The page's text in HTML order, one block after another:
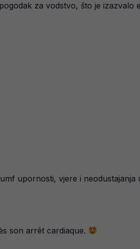
za vodstvo, što je izazvalo
upornosti, vjere i
son arrêt cardiaque.